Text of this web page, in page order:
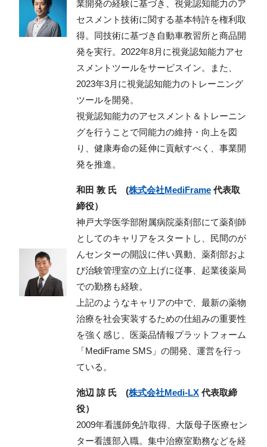
業開発の経験に基づき、視覚認知能力のア
セスメント技術に関する基本特許を権利取
得。同技術に基づき自動車教習所と商品開
発を実行。2022年8月に視覚認知能力アセ
スメントツールをサービスイン。また、
2023年3月に視覚認知能力のトレーニング
ツールを開発。
視覚認知能力のアセスメント＆トレーニン
グを行うことで同能力の維持・向上を図
り、健康寿命の延伸に貢献すべく、事業開
発を推進。
和田 敦 氏 (株式会社MediFrame代表取
締役）
神戸大学医学部附属病院薬剤部にて薬剤師
としてのキャリアをスタートし、民間のが
んセンターの開設に伴い異動、薬剤部およ
び治験管理室の立上げに従事、起業後薬局
での勤務も経験。
上記のようなキャリアの中で、最新の薬物
治療を社会実装するための仕組みの重要性
を強く感じ、医薬品情報プラットフォーム
「MediFrame SMS」の開発、運営を行っ
ている。
池辺 諒 氏 (株式会社Medi-LX代表取締
役）
2009年看護師免許取得、大阪母子医療セン
ター看護部入職。集中治療室勤務などを経